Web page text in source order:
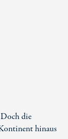
die
hinaus